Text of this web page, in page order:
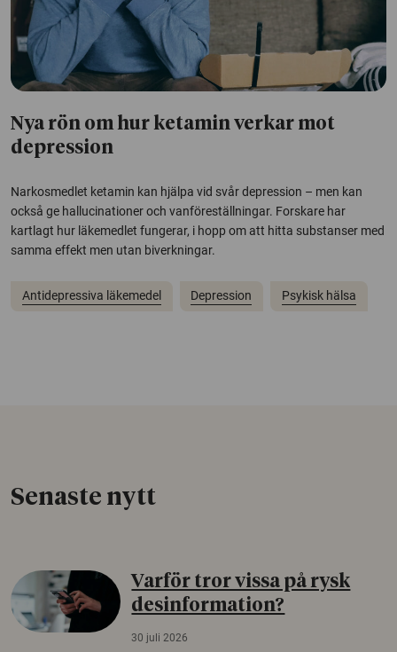
Nya rön om hur ketamin verkar mot
depression
Narkosmedlet ketamin kan hjälpa vid svår depression – men kan
också ge hallucinationer och vanföreställningar. Forskare har
kartlagt hur läkemedlet fungerar, i hopp om att hitta substanser med
samma effekt men utan biverkningar.
Antidepressiva läkemedel Depression Psykisk hälsa
Senaste nytt
Varför tror vissa på rysk
desinformation?
30 juli 2026